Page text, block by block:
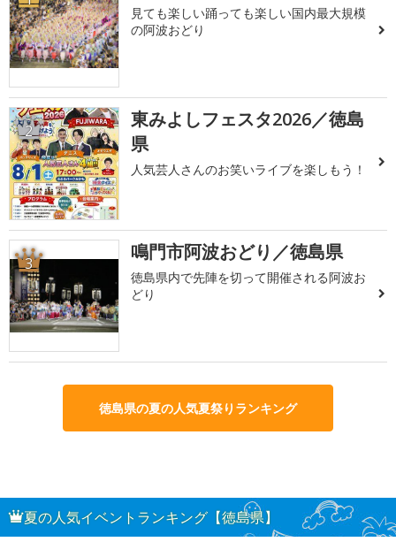
見ても楽しい踊っても楽しい国内最大規模
の阿波おどり
2
東みよしフェスタ2026／徳島
県
人気芸人さんのお笑いライブを楽しもう！
3 鳴門市阿波おどり／徳島県
徳島県内で先陣を切って開催される阿波お
どり
徳島県の夏の人気夏祭りランキング
夏の人気イベントランキング【徳島県】